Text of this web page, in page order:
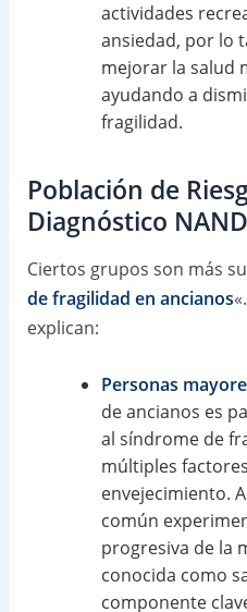
actividades
ansiedad, por lo
mejorar la salud
ayudando a
fragilidad.
Población de
Diagnóstico
Ciertos grupos son más
de fragilidad en ancianos
explican:
Personas
de ancianos es
al síndrome de
múltiples
envejecimiento.
común
progresiva de la
conocida como
componente